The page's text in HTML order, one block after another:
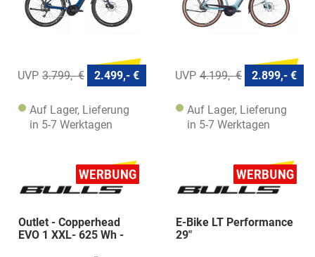
3.799,- € 2.499,- €
Auf Lager, Lieferung
in 5-7 Werktagen
4.199,- € 2.899,- €
Auf Lager, Lieferung
in 5-7 Werktagen
Outlet - Copperhead
EVO 1 XXL- 625 Wh -
E-Bike LT Performance
29"